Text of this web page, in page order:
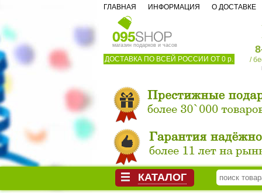
магазин подарков и часов
ДОСТАВКА ПО ВСЕЙ РОССИИ ОТ 0 р.
/
ГЛАВНАЯ ИНФОРМАЦИЯ О ДОСТАВКЕ
КАТАЛОГ